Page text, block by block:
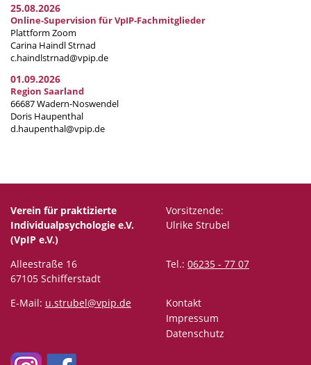
25.08.2026
Online-Supervision für VpIP-Fachmitglieder
Plattform Zoom
Carina Haindl Strnad
c.haindlstrnad@vpip.de
01.09.2026
Region Saarland
66687 Wadern-Noswendel
Doris Haupenthal
d.haupenthal@vpip.de
Verein für praktizierte
Individualpsychologie e.V.
(VpIP e.V.)
Vorsitzende:
Ulrike Strubel
Alleestraße 16
67105 Schifferstadt
Tel.: 06235 - 77 07
E-Mail: u.strubel@vpip.de
Kontakt
Impressum
Datenschutz